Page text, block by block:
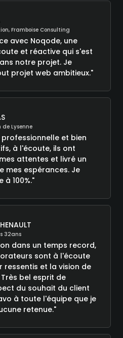
Framboise Consulting
avec Noqode, une
et réactive qui s'est
notre projet. Je
projet web ambitieux."
Lysenne
professionnelle et bien
à l'écoute, ils ont
attentes et livré un
mes espérances. Je
100%."
32ans
dans un temps record,
sont à l'écoute
ressentis et la vision de
bel esprit de
du souhait du client
à toute l'équipe que je
retenue."